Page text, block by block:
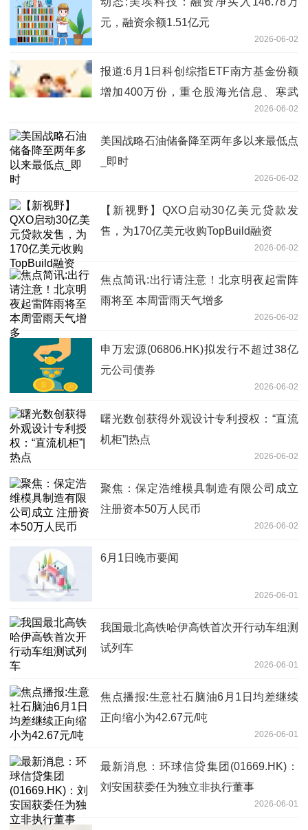
元，融资余额1.51亿元
2026-06-02
报道:6月1日科创综指ETF南方基金份额
增加400万份，重仓股海光信息、寒武
2026-06-02
美国战略石油储备降至两年多以来最低点
_即时
2026-06-02
【新视野】QXO启动30亿美元贷款发
售，为170亿美元收购TopBuild融资
2026-06-02
焦点简讯:出行请注意！北京明夜起雷阵
雨将至 本周雷雨天气增多
2026-06-02
申万宏源(06806.HK)拟发行不超过38亿
元公司债券
2026-06-02
曙光数创获得外观设计专利授权：“直流
机柜”|热点
2026-06-02
聚焦：保定浩维模具制造有限公司成立
注册资本50万人民币
2026-06-02
6月1日晚市要闻
2026-06-01
我国最北高铁哈伊高铁首次开行动车组测
试列车
2026-06-01
焦点播报:生意社石脑油6月1日均差继续
正向缩小为42.67元/吨
2026-06-01
最新消息：环球信贷集团(01669.HK)：
刘安国获委任为独立非执行董事
2026-06-01